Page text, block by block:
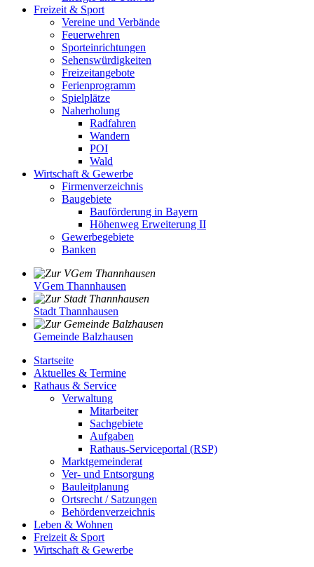
Freizeit & Sport
Vereine und Verbände
Feuerwehren
Sporteinrichtungen
Sehenswürdigkeiten
Freizeitangebote
Ferienprogramm
Spielplätze
Naherholung
Radfahren
Wandern
POI
Wald
Wirtschaft & Gewerbe
Firmenverzeichnis
Baugebiete
Bauförderung in Bayern
Höhenweg Erweiterung II
Gewerbegebiete
Banken
VGem Thannhausen
Stadt Thannhausen
Gemeinde Balzhausen
Startseite
Aktuelles & Termine
Rathaus & Service
Verwaltung
Mitarbeiter
Sachgebiete
Aufgaben
Rathaus-Serviceportal (RSP)
Marktgemeinderat
Ver- und Entsorgung
Bauleitplanung
Ortsrecht / Satzungen
Behördenverzeichnis
Leben & Wohnen
Freizeit & Sport
Wirtschaft & Gewerbe